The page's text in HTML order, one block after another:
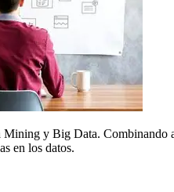
y Big Data. Combinando
en los datos.